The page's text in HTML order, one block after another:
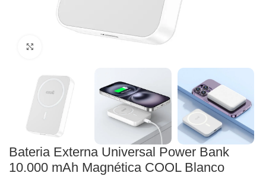
Bateria Externa Universal Power Bank
10.000 mAh Magnética COOL Blanco